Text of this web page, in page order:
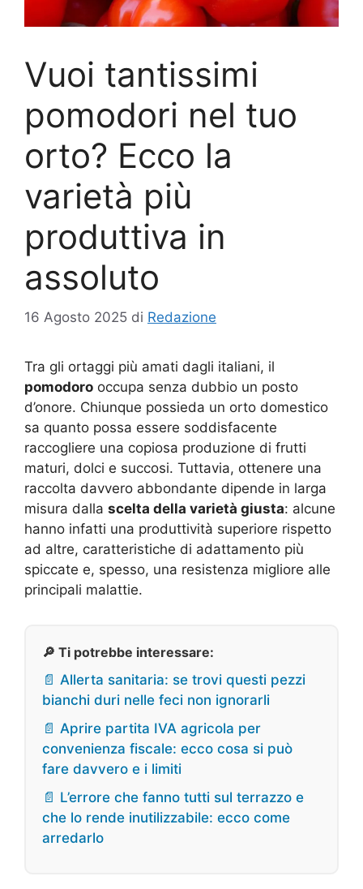
Vuoi tantissimi
pomodori nel tuo
orto? Ecco la
varietà più
produttiva in
assoluto
16 Agosto 2025 di Redazione
Tra gli ortaggi più amati dagli italiani, il
pomodoro occupa senza dubbio un posto
d’onore. Chiunque possieda un orto domestico
sa quanto possa essere soddisfacente
raccogliere una copiosa produzione di frutti
maturi, dolci e succosi. Tuttavia, ottenere una
raccolta davvero abbondante dipende in larga
misura dalla scelta della varietà giusta: alcune
hanno infatti una produttività superiore rispetto
ad altre, caratteristiche di adattamento più
spiccate e, spesso, una resistenza migliore alle
principali malattie.
🔎 Ti potrebbe interessare:
📄 Allerta sanitaria: se trovi questi pezzi
bianchi duri nelle feci non ignorarli
📄 Aprire partita IVA agricola per
convenienza fiscale: ecco cosa si può
fare davvero e i limiti
📄 L’errore che fanno tutti sul terrazzo e
che lo rende inutilizzabile: ecco come
arredarlo